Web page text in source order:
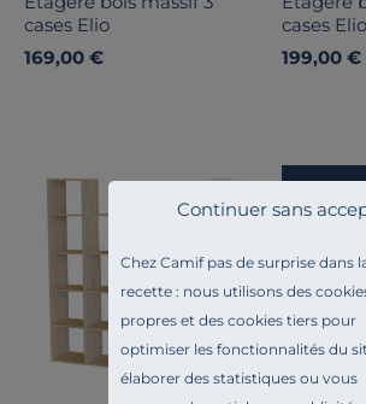
Chez Camif pas de surprise dans
recette : nous utilisons des
propres et des cookies tiers pour
optimiser les fonctionnalités du
élaborer des statistiques ou vous
Continuer sans
cases Elio
169,00 €
cases Elio
199,00 €